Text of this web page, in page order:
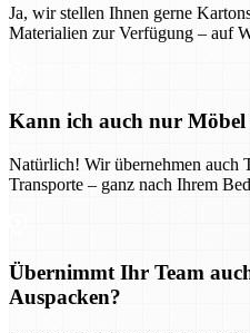
Ja, wir stellen Ihnen gerne
Materialien zur Verfügung – auf
Kann ich auch nur Möbel
Natürlich! Wir übernehmen auch
Transporte – ganz nach Ihrem
Übernimmt Ihr Team
Auspacken?